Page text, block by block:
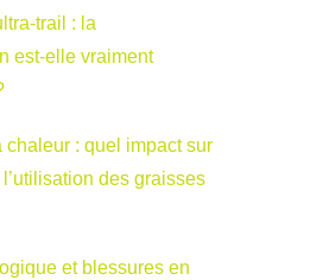
trail : la
est-elle vraiment
chaleur : quel impact sur
l’utilisation des graisses
et blessures en